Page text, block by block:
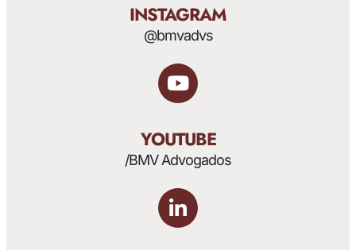
INSTAGRAM
@bmvadvs
YOUTUBE
/BMV Advogados